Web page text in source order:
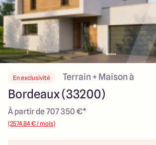
Nos annonces
Votre projet
Qui sommes-nous
Maisons ARLOGIS Bordeaux Sud
En exclusivité Terrain + Maison à
Bordeaux (33200)
À partir de 707 350 €*
(2574.84 € / mois)